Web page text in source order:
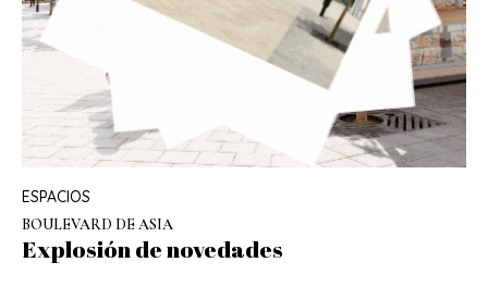
ESPACIOS
BOULEVARD DE ASIA
Explosión de novedades